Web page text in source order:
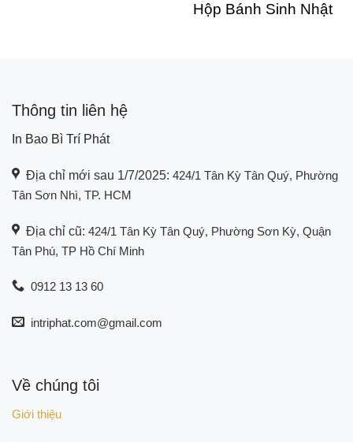
Hộp Bánh Sinh Nhật
Thông tin liên hệ
In Bao Bì Trí Phát
Địa chỉ mới sau 1/7/2025: 424/1 Tân Kỳ Tân Quý, Phường
Tân Sơn Nhì, TP. HCM
Địa chỉ cũ: 424/1 Tân Kỳ Tân Quý, Phường Sơn Kỳ, Quận
Tân Phú, TP Hồ Chí Minh
0912 13 13 60
intriphat.com@gmail.com
Về chúng tôi
Giới thiệu